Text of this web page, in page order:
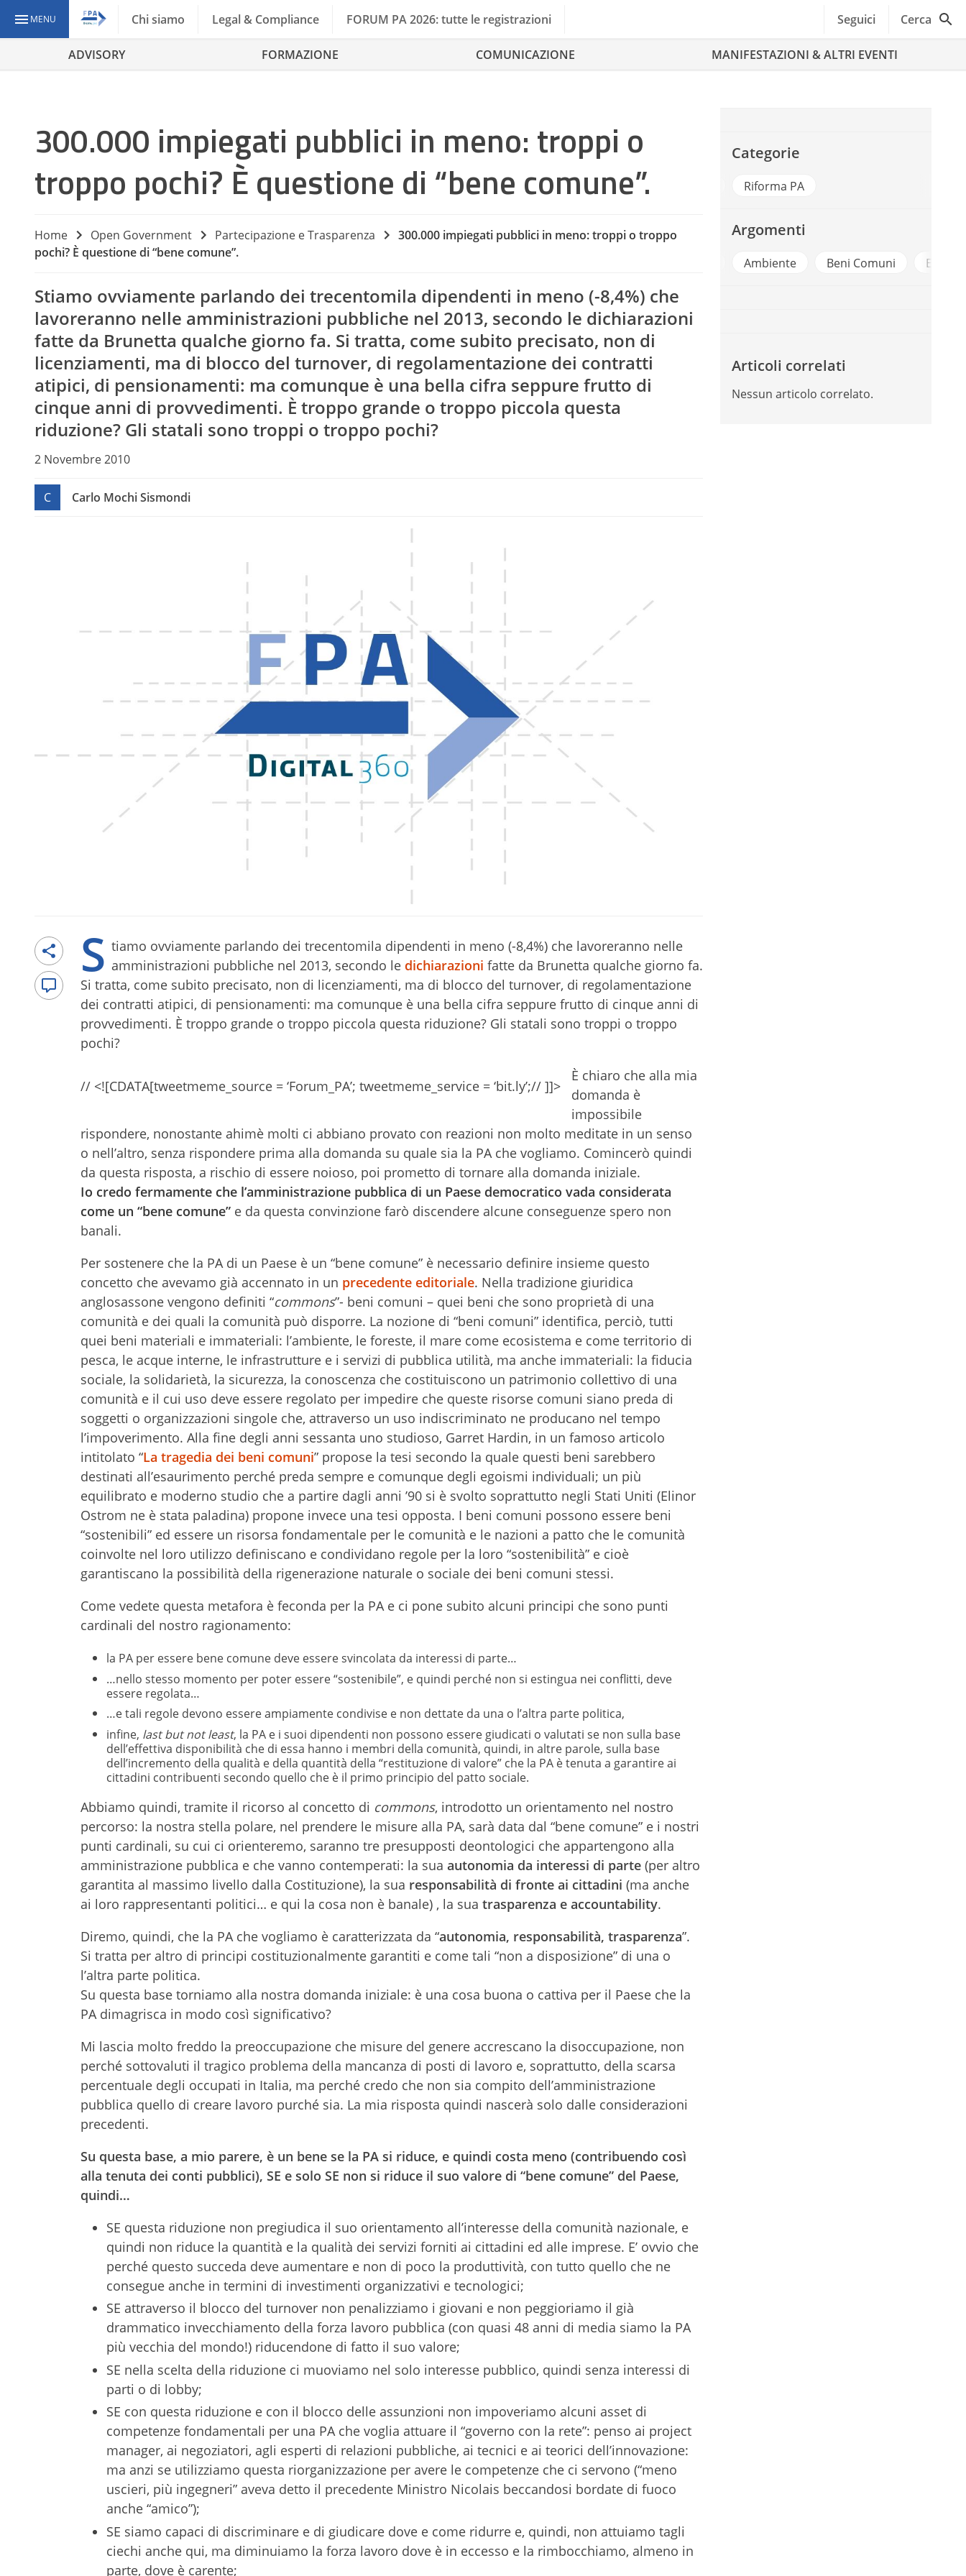
MENU Chi siamo Legal & Compliance FORUM PA 2026: tutte le registrazioni Seguici Cerca
ADVISORY FORMAZIONE COMUNICAZIONE MANIFESTAZIONI & ALTRI EVENTI
300.000 impiegati pubblici in meno: troppi o
troppo pochi? È questione di “bene comune”.
Home Open Government Partecipazione e Trasparenza
300.000 impiegati pubblici in meno: troppi o troppo
pochi? È questione di “bene comune”.
Stiamo ovviamente parlando dei trecentomila dipendenti in meno (-8,4%) che
lavoreranno nelle amministrazioni pubbliche nel 2013, secondo le dichiarazioni
fatte da Brunetta qualche giorno fa. Si tratta, come subito precisato, non di
licenziamenti, ma di blocco del turnover, di regolamentazione dei contratti
atipici, di pensionamenti: ma comunque è una bella cifra seppure frutto di
cinque anni di provvedimenti. È troppo grande o troppo piccola questa
riduzione? Gli statali sono troppi o troppo pochi?
2 Novembre 2010
C Carlo Mochi Sismondi
S tiamo ovviamente parlando dei trecentomila dipendenti in meno (-8,4%) che lavoreranno nelle
amministrazioni pubbliche nel 2013, secondo le dichiarazioni fatte da Brunetta qualche giorno fa.
Si tratta, come subito precisato, non di licenziamenti, ma di blocco del turnover, di regolamentazione
dei contratti atipici, di pensionamenti: ma comunque è una bella cifra seppure frutto di cinque anni di
provvedimenti. È troppo grande o troppo piccola questa riduzione? Gli statali sono troppi o troppo
pochi?
// <![CDATA[tweetmeme_source = ‘Forum_PA’; tweetmeme_service = ‘bit.ly’;// ]]>
È chiaro che alla mia
domanda è
impossibile
rispondere, nonostante ahimè molti ci abbiano provato con reazioni non molto meditate in un senso
o nell’altro, senza rispondere prima alla domanda su quale sia la PA che vogliamo. Comincerò quindi
da questa risposta, a rischio di essere noioso, poi prometto di tornare alla domanda iniziale.
Io credo fermamente che l’amministrazione pubblica di un Paese democratico vada considerata
come un “bene comune” e da questa convinzione farò discendere alcune conseguenze spero non
banali.
Per sostenere che la PA di un Paese è un “bene comune” è necessario definire insieme questo
concetto che avevamo già accennato in un precedente editoriale. Nella tradizione giuridica
anglosassone vengono definiti “commons”- beni comuni – quei beni che sono proprietà di una
comunità e dei quali la comunità può disporre. La nozione di “beni comuni” identifica, perciò, tutti
quei beni materiali e immateriali: l’ambiente, le foreste, il mare come ecosistema e come territorio di
pesca, le acque interne, le infrastrutture e i servizi di pubblica utilità, ma anche immateriali: la fiducia
sociale, la solidarietà, la sicurezza, la conoscenza che costituiscono un patrimonio collettivo di una
comunità e il cui uso deve essere regolato per impedire che queste risorse comuni siano preda di
soggetti o organizzazioni singole che, attraverso un uso indiscriminato ne producano nel tempo
l’impoverimento. Alla fine degli anni sessanta uno studioso, Garret Hardin, in un famoso articolo
intitolato “La tragedia dei beni comuni” propose la tesi secondo la quale questi beni sarebbero
destinati all’esaurimento perché preda sempre e comunque degli egoismi individuali; un più
equilibrato e moderno studio che a partire dagli anni ’90 si è svolto soprattutto negli Stati Uniti (Elinor
Ostrom ne è stata paladina) propone invece una tesi opposta. I beni comuni possono essere beni
“sostenibili” ed essere un risorsa fondamentale per le comunità e le nazioni a patto che le comunità
coinvolte nel loro utilizzo definiscano e condividano regole per la loro “sostenibilità” e cioè
garantiscano la possibilità della rigenerazione naturale o sociale dei beni comuni stessi.
Come vedete questa metafora è feconda per la PA e ci pone subito alcuni principi che sono punti
cardinali del nostro ragionamento:
la PA per essere bene comune deve essere svincolata da interessi di parte…
…nello stesso momento per poter essere “sostenibile”, e quindi perché non si estingua nei conflitti, deve
essere regolata…
…e tali regole devono essere ampiamente condivise e non dettate da una o l’altra parte politica,
infine, last but not least, la PA e i suoi dipendenti non possono essere giudicati o valutati se non sulla base
dell’effettiva disponibilità che di essa hanno i membri della comunità, quindi, in altre parole, sulla base
dell’incremento della qualità e della quantità della “restituzione di valore” che la PA è tenuta a garantire ai
cittadini contribuenti secondo quello che è il primo principio del patto sociale.
Abbiamo quindi, tramite il ricorso al concetto di commons, introdotto un orientamento nel nostro
percorso: la nostra stella polare, nel prendere le misure alla PA, sarà data dal “bene comune” e i nostri
punti cardinali, su cui ci orienteremo, saranno tre presupposti deontologici che appartengono alla
amministrazione pubblica e che vanno contemperati: la sua autonomia da interessi di parte (per altro
garantita al massimo livello dalla Costituzione), la sua responsabilità di fronte ai cittadini (ma anche
ai loro rappresentanti politici… e qui la cosa non è banale) , la sua trasparenza e accountability.
Diremo, quindi, che la PA che vogliamo è caratterizzata da “autonomia, responsabilità, trasparenza”.
Si tratta per altro di principi costituzionalmente garantiti e come tali “non a disposizione” di una o
l’altra parte politica.
Su questa base torniamo alla nostra domanda iniziale: è una cosa buona o cattiva per il Paese che la
PA dimagrisca in modo così significativo?
Mi lascia molto freddo la preoccupazione che misure del genere accrescano la disoccupazione, non
perché sottovaluti il tragico problema della mancanza di posti di lavoro e, soprattutto, della scarsa
percentuale degli occupati in Italia, ma perché credo che non sia compito dell’amministrazione
pubblica quello di creare lavoro purché sia. La mia risposta quindi nascerà solo dalle considerazioni
precedenti.
Su questa base, a mio parere, è un bene se la PA si riduce, e quindi costa meno (contribuendo così
alla tenuta dei conti pubblici), SE e solo SE non si riduce il suo valore di “bene comune” del Paese,
quindi…
SE questa riduzione non pregiudica il suo orientamento all’interesse della comunità nazionale, e
quindi non riduce la quantità e la qualità dei servizi forniti ai cittadini ed alle imprese. E’ ovvio che
perché questo succeda deve aumentare e non di poco la produttività, con tutto quello che ne
consegue anche in termini di investimenti organizzativi e tecnologici;
SE attraverso il blocco del turnover non penalizziamo i giovani e non peggioriamo il già
drammatico invecchiamento della forza lavoro pubblica (con quasi 48 anni di media siamo la PA
più vecchia del mondo!) riducendone di fatto il suo valore;
SE nella scelta della riduzione ci muoviamo nel solo interesse pubblico, quindi senza interessi di
parti o di lobby;
SE con questa riduzione e con il blocco delle assunzioni non impoveriamo alcuni asset di
competenze fondamentali per una PA che voglia attuare il “governo con la rete”: penso ai project
manager, ai negoziatori, agli esperti di relazioni pubbliche, ai tecnici e ai teorici dell’innovazione:
ma anzi se utilizziamo questa riorganizzazione per avere le competenze che ci servono (“meno
uscieri, più ingegneri” aveva detto il precedente Ministro Nicolais beccandosi bordate di fuoco
anche “amico”);
SE siamo capaci di discriminare e di giudicare dove e come ridurre e, quindi, non attuiamo tagli
ciechi anche qui, ma diminuiamo la forza lavoro dove è in eccesso e la rimbocchiamo, almeno in
parte, dove è carente;
Categorie
Partecipazione e Trasparenza Riforma PA
Argomenti
Ambiente Beni Comuni
Articoli correlati
Nessun articolo correlato.